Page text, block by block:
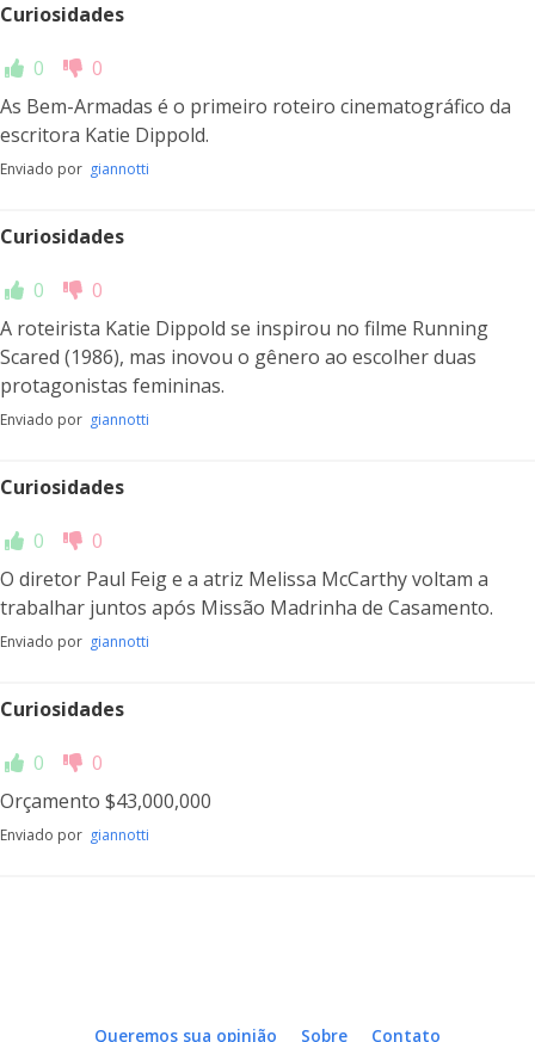
Curiosidades
0
0
As Bem-Armadas é o primeiro roteiro cinematográfico da
escritora Katie Dippold.
Enviado por giannotti
Curiosidades
0
0
A roteirista Katie Dippold se inspirou no filme Running
Scared (1986), mas inovou o gênero ao escolher duas
protagonistas femininas.
Enviado por giannotti
Curiosidades
0
0
O diretor Paul Feig e a atriz Melissa McCarthy voltam a
trabalhar juntos após Missão Madrinha de Casamento.
Enviado por giannotti
Curiosidades
0
0
Orçamento $43,000,000
Enviado por giannotti
Queremos sua opinião Sobre Contato